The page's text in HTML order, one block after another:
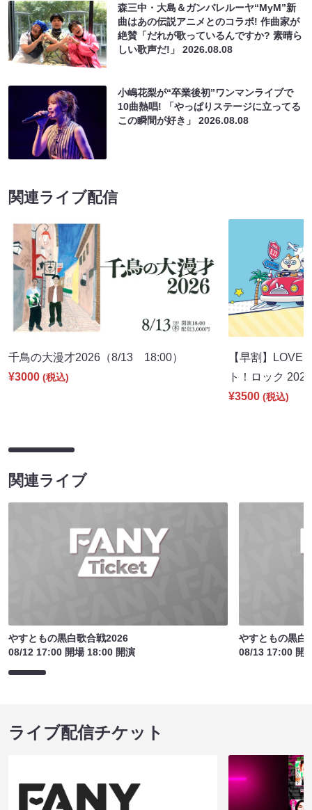
森三中・大島＆ガンバレルーヤ“MyM”新
曲はあの伝説アニメとのコラボ! 作曲家が
絶賛「だれが歌っているんですか? 素晴ら
しい歌声だ!」2026.08.08
小嶋花梨が“卒業後初”ワンマンライブで
10曲熱唱! 「やっぱりステージに立ってる
この瞬間が好き」2026.08.08
関連ライブ配信
千鳥の大漫才2026（8/13 18:00）
¥3000 (税込)
【早割】LOVE
ト！ロック
¥3500 (税込)
関連ライブ
やすともの黒白歌合戦2026
08/12 17:00 開場 18:00 開演
やすともの黒白
08/13 17:00 開
ライブ配信チケット